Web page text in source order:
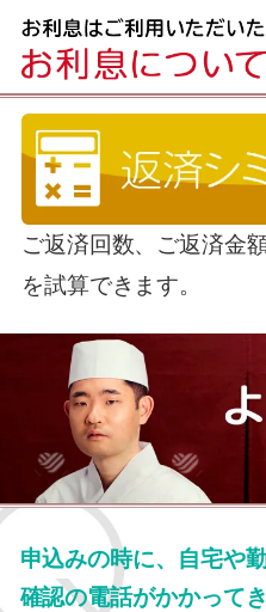
ご返済回数、ご返済金
を試算できます。
申込みの時に、自宅や
確認の電話がかかって